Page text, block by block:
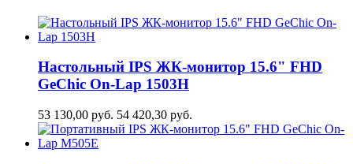
Настольный IPS ЖК-монитор 15.6" FHD
GeСhic On-Lap 1503H
53 130,00 руб. 54 420,30 руб.